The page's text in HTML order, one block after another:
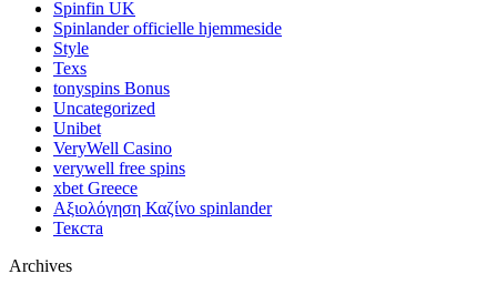
Spinfin UK
Spinlander officielle hjemmeside
Style
Texs
tonyspins Bonus
Uncategorized
Unibet
VeryWell Casino
verywell free spins
xbet Greece
Αξιολόγηση Καζίνο spinlander
Текста
Archives